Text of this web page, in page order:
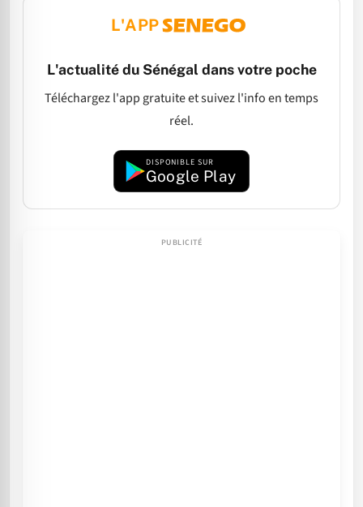
L'APP
L'actualité du Sénégal dans votre poche
Téléchargez l'app gratuite et suivez l'info en temps
réel.
DISPONIBLE SUR
Google Play